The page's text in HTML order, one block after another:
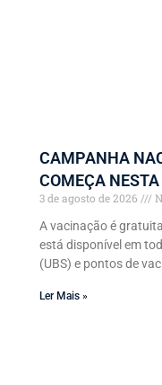
CAMPANHA
COMEÇA
3 de agosto de 2026
A vacinação é
está disponível em
(UBS) e pontos de
Ler Mais »